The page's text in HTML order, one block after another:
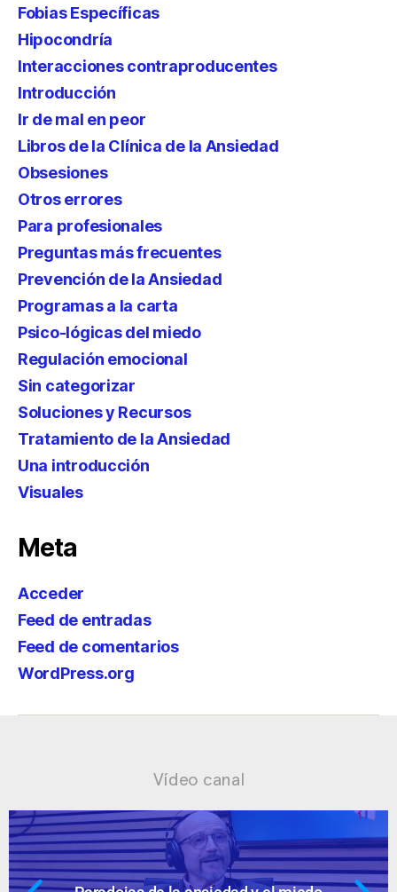
Fobias Específicas
Hipocondría
Interacciones contraproducentes
Introducción
Ir de mal en peor
Libros de la Clínica de la Ansiedad
Obsesiones
Otros errores
Para profesionales
Preguntas más frecuentes
Prevención de la Ansiedad
Programas a la carta
Psico-lógicas del miedo
Regulación emocional
Sin categorizar
Soluciones y Recursos
Tratamiento de la Ansiedad
Una introducción
Visuales
Meta
Acceder
Feed de entradas
Feed de comentarios
WordPress.org
Vídeo canal